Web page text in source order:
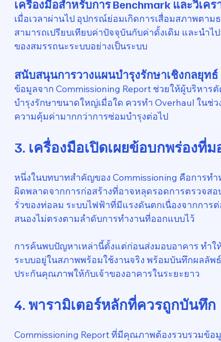
เครื่องมือสำหรับการ Benchmark และวิเค
เมื่อเวลาผ่านไป อุปกรณ์ย่อมเกิดการเสื่อมสภาพตา
สามารถเปรียบเทียบค่าปัจจุบันกับค่าดั้งเดิม และนำไ
ของสมรรถนะระบบอย่างเป็นระบบ
สนับสนุนการวางแผนบำรุงรักษาเชิงกลยุทธ์
ข้อมูลจาก Commissioning Report ช่วยให้ผู้บริหาร
บำรุงรักษาขนาดใหญ่เมื่อใด ควรทำ Overhaul ในช่
ความคุ้มค่ามากกว่าการซ่อมบำรุงต่อไป
3. เครื่องมือเปิดเผยข้อบกพร่องที่ม
หนึ่งในบทบาทสำคัญของ Commissioning คือการท
ผิดพลาดจากการก่อสร้างที่อาจหลุดรอดการตรวจสอ
รั่วของท่อลม ระบบไฟฟ้าที่มีแรงดันตกเนื่องจากกา
สนองไม่ตรงตามลำดับการทำงานที่ออกแบบไว้
การค้นพบปัญหาเหล่านี้ตั้งแต่ก่อนส่งมอบอาคาร ทำ
ระบบอยู่ในสภาพพร้อมใช้งานจริง พร้อมบันทึกผลลัพ
ประกันคุณภาพให้กับเจ้าของอาคารในระยะยาว
4. พารามิเตอร์หลักที่ควรถูกบันทึก
Commissioning Report ที่มีคุณภาพต้องรวบรวมข้